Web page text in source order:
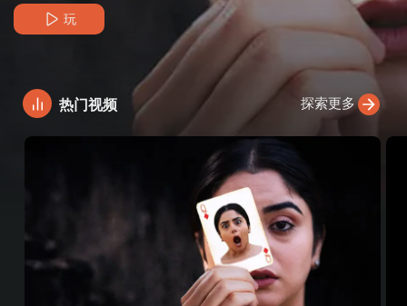
玩
热门视频 探索更多